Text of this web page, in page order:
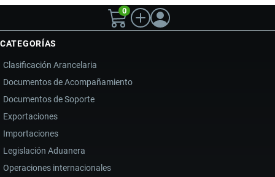
REEMBARQUE
0
CATEGORÍAS
Clasificación Arancelaria
Documentos de Acompañamiento
Documentos de Soporte
Exportaciones
Importaciones
Legislación Aduanera
Operaciones internacionales